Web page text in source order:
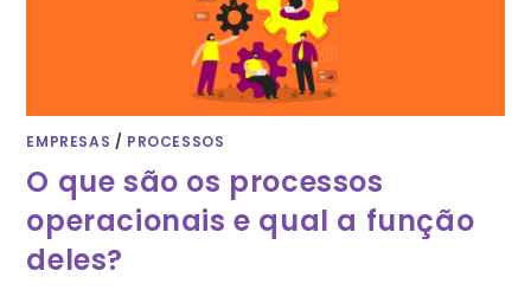
EMPRESAS / PROCESSOS
O que são os processos
operacionais e qual a função
deles?